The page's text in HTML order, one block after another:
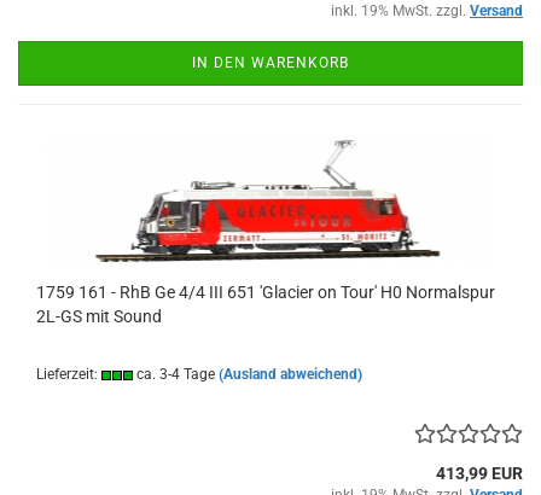
inkl. 19% MwSt. zzgl. Versand
IN DEN WARENKORB
1759 161 - RhB Ge 4/4 III 651 'Glacier on Tour' H0 Normalspur
2L-GS mit Sound
Lieferzeit: ca. 3-4 Tage (Ausland abweichend)
413,99 EUR